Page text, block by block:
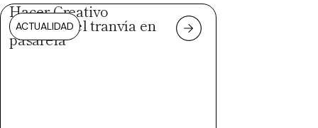
ACTUALIDAD
Hacer Creativo
convierte el tranvía en
pasarela